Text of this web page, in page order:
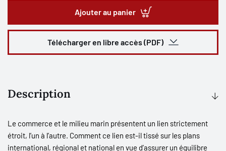
Ajouter au panier
Télécharger en libre accès (PDF)
Description
Le commerce et le milieu marin présentent un lien strictement
étroit, l’un à l’autre. Comment ce lien est-il tissé sur les plans
international, régional et national en vue d’assurer un équilibre